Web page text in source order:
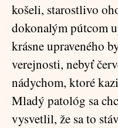
košeli, starostlivo
dokonalým pútcom
krásne upraveného
verejnosti, nebyť
nádychom, ktoré
Mladý patológ sa
vysvetlil, že sa to